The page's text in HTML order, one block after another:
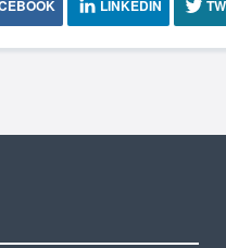
LINKEDIN